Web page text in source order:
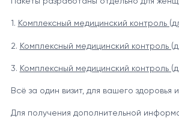
1. Комплексный медицинский контроль
2. Комплексный медицинский контроль
3. Комплексный медицинский контроль
Всё за один визит, для вашего здоровья
Для получения дополнительной